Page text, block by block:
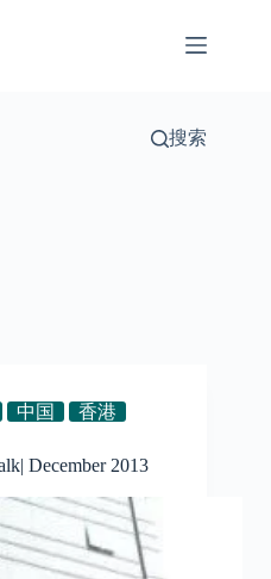
搜索
中国 香港
December 2013